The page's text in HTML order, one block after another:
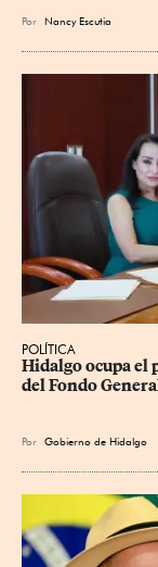
Por Nancy Escutia
POLÍTICA
Hidalgo ocupa el
del Fondo
Por Gobierno de Hidalgo